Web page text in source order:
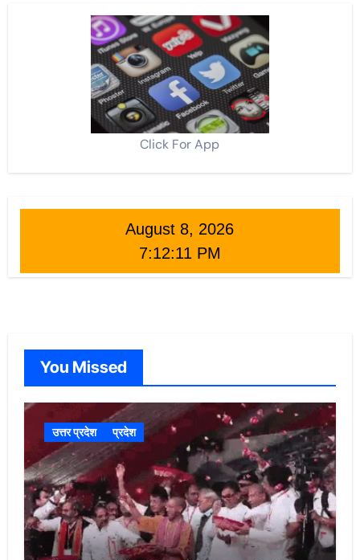
Click For App
August 8, 2026
7:12:12 PM
You Missed
उत्तर प्रदेश प्रदेश